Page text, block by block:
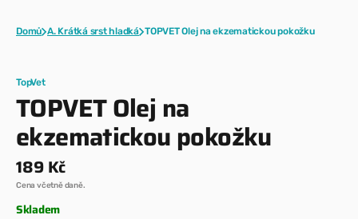
Domů A. Krátká srst hladká TOPVET Olej na ekzematickou pokožku
TopVet
TOPVET Olej na
ekzematickou pokožku
Běžná
cena
189 Kč
Cena včetně daně.
Skladem